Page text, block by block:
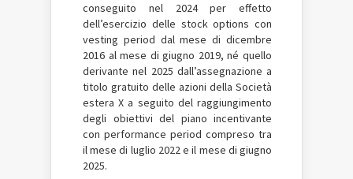
conseguito nel 2024 per effetto
dell’esercizio delle stock options con
vesting period dal mese di dicembre
2016 al mese di giugno 2019, né quello
derivante nel 2025 dall’assegnazione a
titolo gratuito delle azioni della Società
estera X a seguito del raggiungimento
degli obiettivi del piano incentivante
con performance period compreso tra
il mese di luglio 2022 e il mese di giugno
2025.